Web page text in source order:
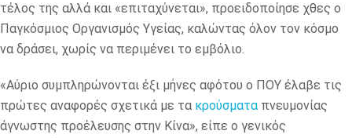
τέλος της αλλά και «επιταχύνεται», προειδοποίησε χθες ο
Παγκόσμιος Οργανισμός Υγείας, καλώντας όλον τον κόσμο
να δράσει, χωρίς να περιμένει το εμβόλιο.
«Αύριο συμπληρώνονται έξι μήνες αφότου ο ΠΟΥ έλαβε τις
πρώτες αναφορές σχετικά με τα κρούσματαπνευμονίας
άγνωστης προέλευσης στην Κίνα», είπε ο γενικός